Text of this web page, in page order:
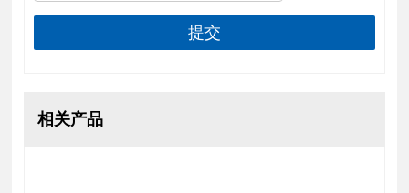
提交
相关产品